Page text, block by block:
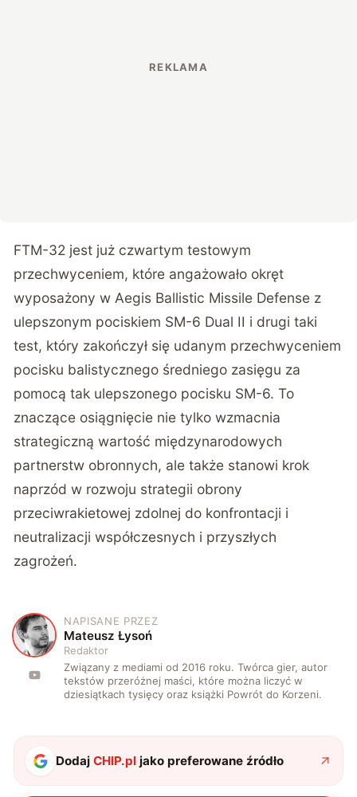
FTM-32 jest już czwartym testowym
przechwyceniem, które angażowało okręt
wyposażony w Aegis Ballistic Missile Defense z
ulepszonym pociskiem SM-6 Dual II i drugi taki
test, który zakończył się udanym przechwyceniem
pocisku balistycznego średniego zasięgu za
pomocą tak ulepszonego pocisku SM-6. To
znaczące osiągnięcie nie tylko wzmacnia
strategiczną wartość międzynarodowych
partnerstw obronnych, ale także stanowi krok
naprzód w rozwoju strategii obrony
przeciwrakietowej zdolnej do konfrontacji i
neutralizacji współczesnych i przyszłych
zagrożeń.
M
NAPISANE PRZEZ
Mateusz Łysoń
Redaktor
Związany z mediami od 2016 roku. Twórca gier, autor
tekstów przeróżnej maści, które można liczyć w
dziesiątkach tysięcy oraz książki Powrót do Korzeni.
DodajCHIP.pl jako preferowane źródło